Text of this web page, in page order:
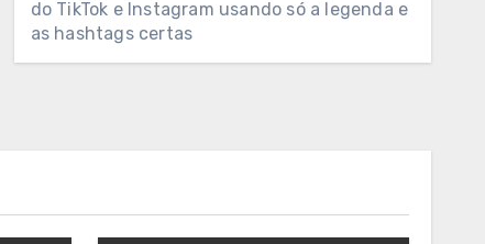
do TikTok e Instagram usando só a legenda e
as hashtags certas